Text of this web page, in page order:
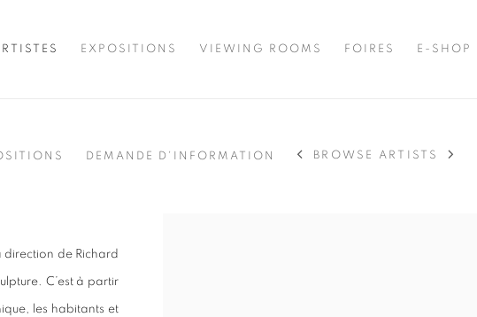
EXPOSITIONS VIEWING ROOMS FOIRES E-SHOP
DEMANDE D'INFORMATION BROWSE ARTISTS
direction de Richard
C’est à partir
les habitants et